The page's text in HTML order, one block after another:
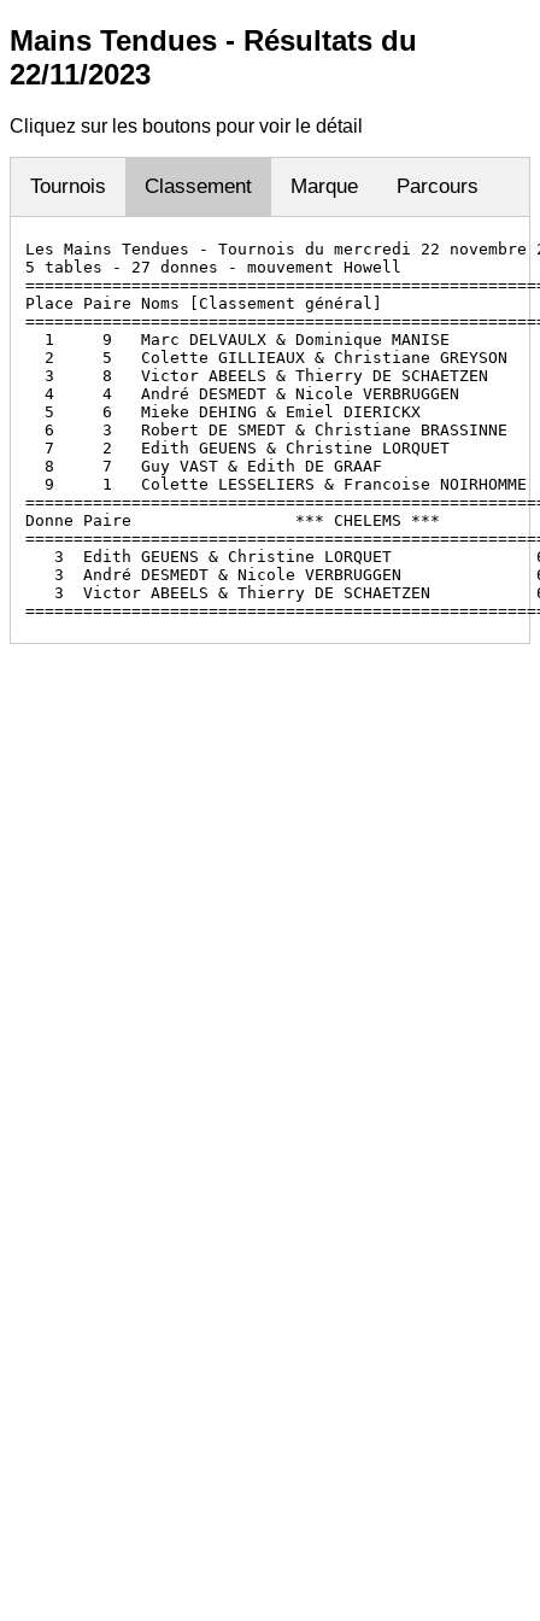
Mains Tendues - Résultats du
22/11/2023
Cliquez sur les boutons pour voir le détail
Tournois Classement Marque Parcours
Les Mains Tendues - Tournois du mercredi 22 novembre
5 tables - 27 donnes - mouvement Howell
Place Paire Noms [Classement général]
1     9   Marc DELVAULX & Dominique MANISE
2     5   Colette GILLIEAUX & Christiane GREYSON
3     8   Victor ABEELS & Thierry DE SCHAETZEN
4     4   André DESMEDT & Nicole VERBRUGGEN
5     6   Mieke DEHING & Emiel DIERICKX
6     3   Robert DE SMEDT & Christiane BRASSINNE
7     2   Edith GEUENS & Christine LORQUET
8     7   Guy VAST & Edith DE GRAAF
9     1   Colette LESSELIERS & Francoise NOIRHOMME
Donne Paire                 *** CHELEMS ***
3  Edith GEUENS & Christine LORQUET
3  André DESMEDT & Nicole VERBRUGGEN
3  Victor ABEELS & Thierry DE SCHAETZEN